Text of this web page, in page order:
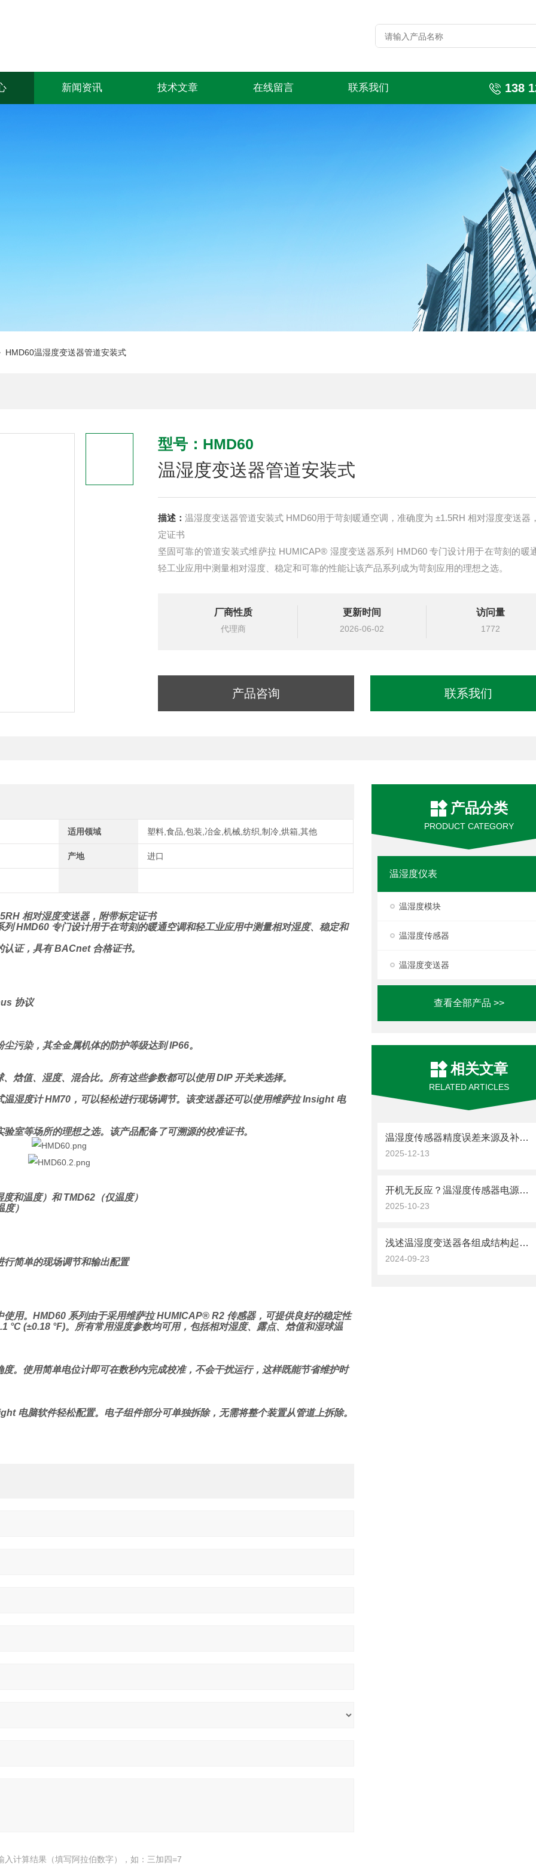
新闻资讯 技术文章 在线留言 联系我们 138
温湿度变送器管道安装式
型号：HMD60
温湿度变送器管道安装式
描述： 温湿度变送器管道安装式 HMD60用于苛刻暖通空调，准确度为 ±1.5RH 相对湿度变送器
定证书
坚固可靠的管道安装式维萨拉 HUMICAP® 湿度变送器系列 HMD60 专门设计用于在苛刻的暖
轻工业应用中测量相对湿度、稳定和可靠的性能让该产品系列成为苛刻应用的理想之选。
厂商性质
代理商
更新时间
2026-06-02
访问量
1772
产品咨询 联系我们
产品分类
PRODUCT CATEGORY
温湿度仪表
温湿度模块
温湿度传感器
温湿度变送器
查看全部产品 >>
相关文章
RELATED ARTICLES
温湿度传感器精度误差来源及补偿方法
2025-12-13
开机无反应？温湿度传感器电源类故障的逐步排查思路
2025-10-23
浅述温湿度变送器各组成结构起到的作用
2024-09-23
适用领域 塑料,食品,包装,冶金,机械,纺织,制冷,烘箱,其他
产地 进口
相对湿度变送器，附带标定证书
HMD60 专门设计用于在苛刻的暖通空调和轻工业应用中测量相对湿度、稳定和
证，具有 BACnet 合格证书。
协议
污染，其全金属机体的防护等级达到 IP66。
焓值、湿度、混合比。所有这些参数都可以使用 DIP 开关来选择。
湿度计 HM70，可以轻松进行现场调节。该变送器还可以使用维萨拉 Insight 电
室等场所的理想之选。该产品配备了可溯源的校准证书。
和温度）和 TMD62（仅温度）
）
简单的现场调节和输出配置
用。HMD60 系列由于采用维萨拉 HUMICAP® R2 传感器，可提供良好的稳定性
°C (±0.18 °F)。所有常用湿度参数均可用，包括相对湿度、露点、焓值和湿球温
。使用简单电位计即可在数秒内完成校准，不会干扰运行，这样既能节省维护时
电脑软件轻松配置。电子组件部分可单独拆除，无需将整个装置从管道上拆除。
入计算结果（填写阿拉伯数字），如：三加四=7